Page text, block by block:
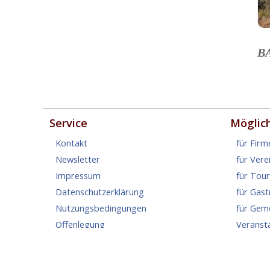
Service
Kontakt
Newsletter
Impressum
Datenschutzerklärung
Nutzungsbedingungen
Offenlegung
für
für
für
für
für